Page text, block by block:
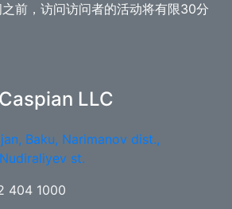
前，访问访问者的活动将有限30分
LLC
Baku, Narimanov dist.,
st.
404 1000